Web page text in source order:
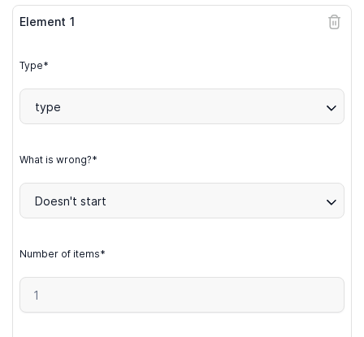
Element 1
Type*
type
What is wrong?*
Doesn't start
Number of items*